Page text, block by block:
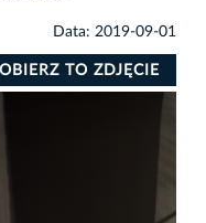
Data: 2019-09-01
TO ZDJĘCIE